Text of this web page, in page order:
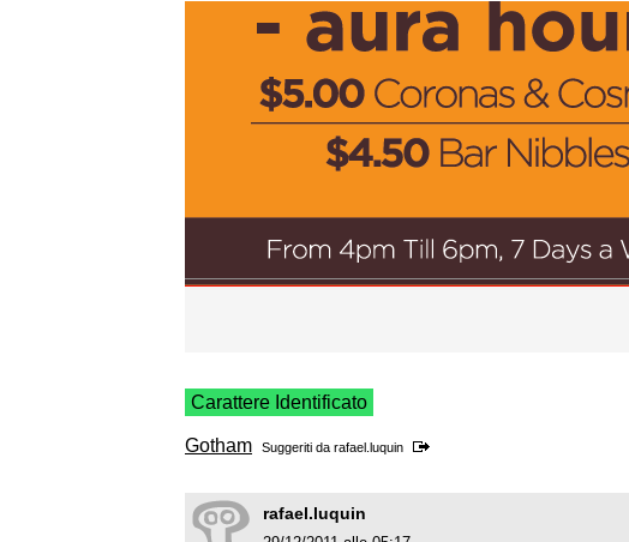
Carattere Identificato
Gotham Suggeriti da rafael.luquin
rafael.luquin